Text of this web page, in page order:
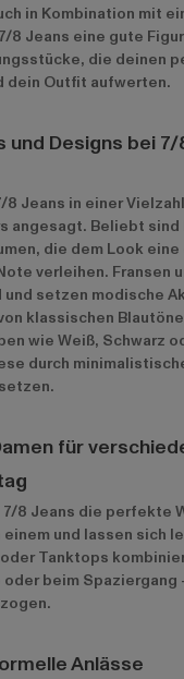
in Kombination mit
8 Jeans eine gute
die deinen
dein Outfit aufwerten.
und Designs bei
8 Jeans in einer
angesagt. Beliebt
die dem Look
verleihen. Fransen
setzen modische
klassischen
wie Weiß, Schwarz
durch
für
7/8 Jeans die perfekte
und lassen sich
Tanktops
oder beim
Anlässe